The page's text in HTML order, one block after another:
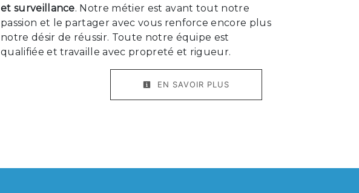
et surveillance. Notre métier est avant tout notre
passion et le partager avec vous renforce encore plus
notre désir de réussir. Toute notre équipe est
qualifiée et travaille avec propreté et rigueur.
EN SAVOIR PLUS